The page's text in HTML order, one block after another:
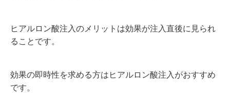
ヒアルロン酸注入のメリットは効果が注入直後に見られ
ることです。
効果の即時性を求める方はヒアルロン酸注入がおすすめ
です。